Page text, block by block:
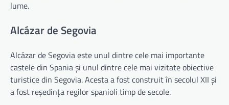
lume.
Alcázar de Segovia
Alcázar de Segovia este unul dintre cele mai importante
castele din Spania și unul dintre cele mai vizitate obiective
turistice din Segovia. Acesta a fost construit în secolul XII și
a fost reședința regilor spanioli timp de secole.